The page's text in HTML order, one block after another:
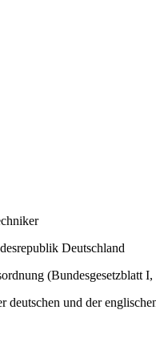
Deutschland
(Bundesgesetzblatt
und der